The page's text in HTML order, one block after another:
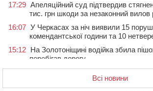
17:29 Апеляційний суд підтвердив
тис. грн шкоди за незаконний вилов
16:07 У Черкасах за ніч виявили 15
комендантської години та 10
15:12 На Золотоніщині водійка збила
перебігав дорогу
під охорону 188-річну церкву
Всі новини